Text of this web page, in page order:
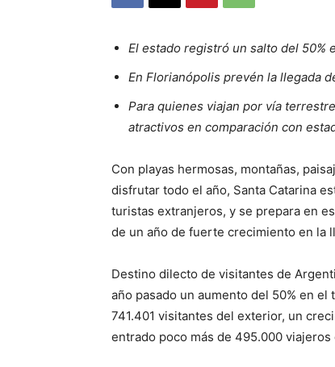
El estado registró un salto del 50%
En Florianópolis prevén la llegada
Para quienes viajan por vía
atractivos en comparación con
Con playas hermosas, montañas,
disfrutar todo el año, Santa Catarina
turistas extranjeros, y se prepara en
de un año de fuerte crecimiento en la
Destino dilecto de visitantes de
año pasado un aumento del 50% en
741.401 visitantes del exterior, un
entrado poco más de 495.000 viajeros